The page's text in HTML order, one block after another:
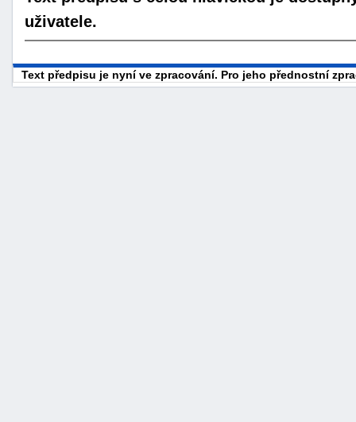
uživatele.
Text předpisu je nyní ve zpracování. Pro jeho přednostní